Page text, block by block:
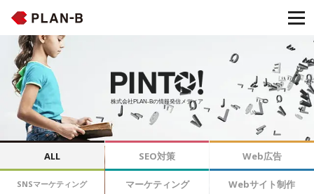
株式会社PLAN-Bの情報発信メディア
ALL SEO対策 Web広告
SNSマーケティング マーケティング Webサイト制作